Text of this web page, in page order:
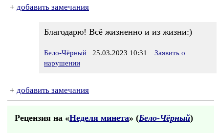
+ добавить замечания
Благодарю! Всё жизненно и из жизни:)
Бело-Чёрный 25.03.2023 10:31
Заявить о
нарушении
+ добавить замечания
Рецензия на «Неделя минета» (Бело-Чёрный)